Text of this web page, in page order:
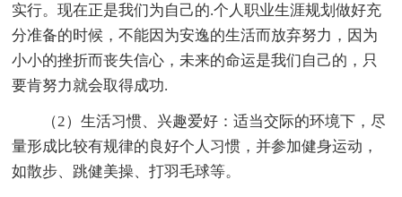
实行。现在正是我们为自己的.个人职业生涯规划做好充
分准备的时候，不能因为安逸的生活而放弃努力，因为
小小的挫折而丧失信心，未来的命运是我们自己的，只
要肯努力就会取得成功.
（2）生活习惯、兴趣爱好：适当交际的环境下，尽
量形成比较有规律的良好个人习惯，并参加健身运动，
如散步、跳健美操、打羽毛球等。